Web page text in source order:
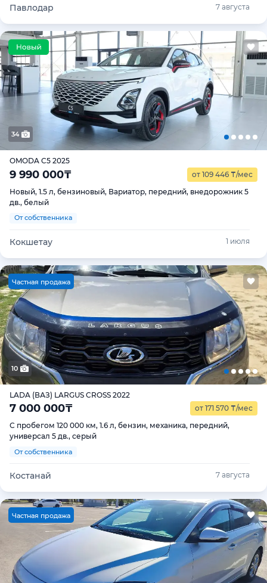
Павлодар 7 августа
34
OMODA C5 2025
9 990 000₸ от 109 446 ₸/мес
Новый, 1.5 л, бензиновый, Вариатор, передний, внедорожник 5
дв., белый
От собственника
Кокшетау 1 июля
Частная продажа
10
LADA (ВАЗ) LARGUS CROSS 2022
7 000 000₸ от 171 570 ₸/мес
С пробегом 120 000 км, 1.6 л, бензин, механика, передний,
универсал 5 дв., серый
От собственника
Костанай 7 августа
Частная продажа